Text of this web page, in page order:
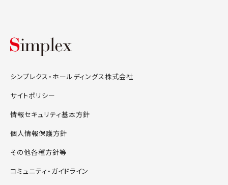
シンプレクス・ホールディングス株式会社
サイトポリシー
情報セキュリティ基本方針
個人情報保護方針
その他各種方針等
コミュニティ・ガイドライン